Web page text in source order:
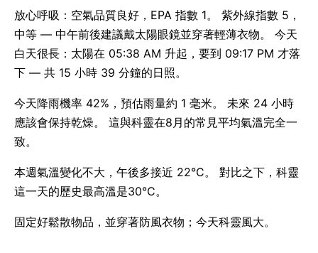
放心呼吸：空氣品質良好，EPA 指數 1。 紫外線指數 5，
中等 — 中午前後建議戴太陽眼鏡並穿著輕薄衣物。 今天
白天很長：太陽在 05:38 AM 升起，要到 09:17 PM 才落
下 — 共 15 小時 39 分鐘的日照。
今天降雨機率 42%，預估雨量約 1 毫米。 未來 24 小時
應該會保持乾燥。 這與科靈在8月的常見平均氣溫完全一
致。
本週氣溫變化不大，午後多接近 22°C。 對比之下，科靈
這一天的歷史最高溫是30°C。
固定好鬆散物品，並穿著防風衣物；今天科靈風大。